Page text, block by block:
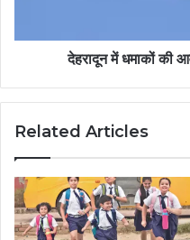
देहरादून में धमाकों की
Related Articles